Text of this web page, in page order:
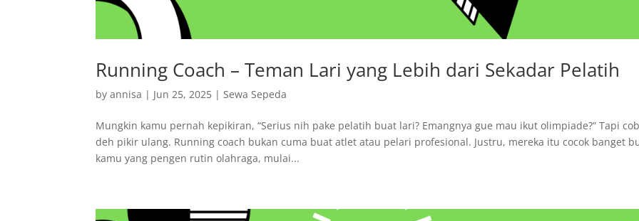
Running Coach – Teman Lari yang Lebih dari Sekadar Pelatih
byannisa | Jun 25, 2025 |Sewa Sepeda
Mungkin kamu pernah kepikiran, “Serius nih pake pelatih buat lari? Emangnya gue mau ikut olimpiade?” Tapi
deh pikir ulang. Running coach bukan cuma buat atlet atau pelari profesional. Justru, mereka itu cocok banget
kamu yang pengen rutin olahraga, mulai...